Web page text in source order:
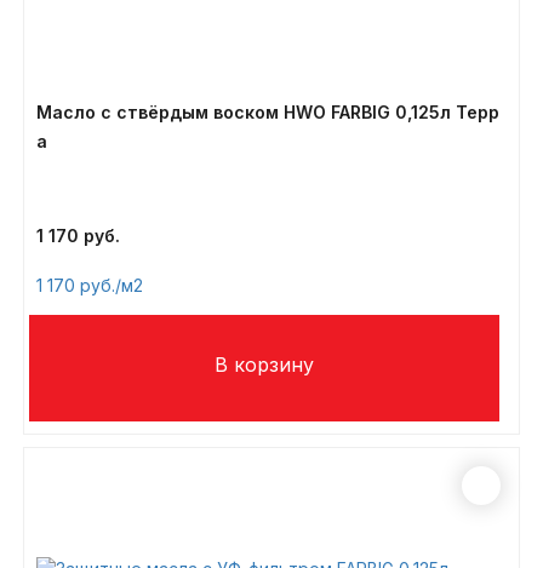
Масло с ствёрдым воском HWO FARBIG 0,125л Терр
а
1 170
1 170 /м2